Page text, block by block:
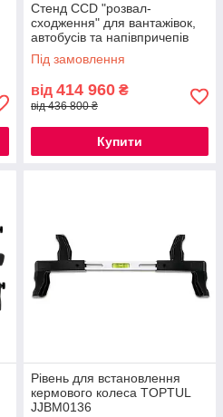
Стенд CCD "розвал-
сходження" для вантажівок,
автобусів та напівпричепів
Hofmann Megaplan
Під замовлення
від 414 960 ₴
від 436 800 ₴
Купити
Рівень для встановлення
кермового колеса TOPTUL
JJBM0136